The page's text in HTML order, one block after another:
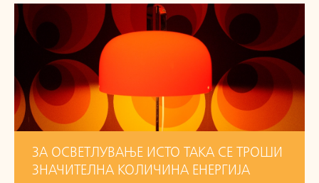
ЗА ОСВЕТЛУВАЊЕ ИСТО ТАКА СЕ ТРОШИ
ЗНАЧИТЕЛНА КОЛИЧИНА ЕНЕРГИЈА